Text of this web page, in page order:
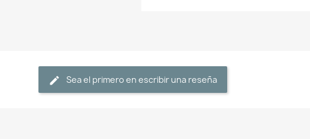
Sea el primero en escribir una reseña